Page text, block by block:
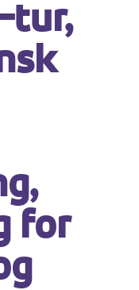
tur,
for